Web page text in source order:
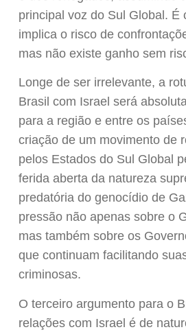
principal voz do Sul Global. É
implica o risco de
mas não existe ganho sem
Longe de ser irrelevante, a
Brasil com Israel será
para a região e entre os
criação de um movimento de
pelos Estados do Sul Global
ferida aberta da natureza
predatória do genocídio de
pressão não apenas sobre o
mas também sobre os
que continuam facilitando
criminosas.
O terceiro argumento para o
relações com Israel é de